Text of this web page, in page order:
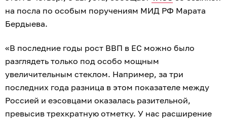
на посла по особым поручениям МИД РФ Марата
Бердыева.
«В последние годы рост ВВП в ЕС можно было
разглядеть только под особо мощным
увеличительным стеклом. Например, за три
последних года разница в этом показателе между
Россией и еэсовцами оказалась разительной,
превысив трехкратную отметку. У нас расширение